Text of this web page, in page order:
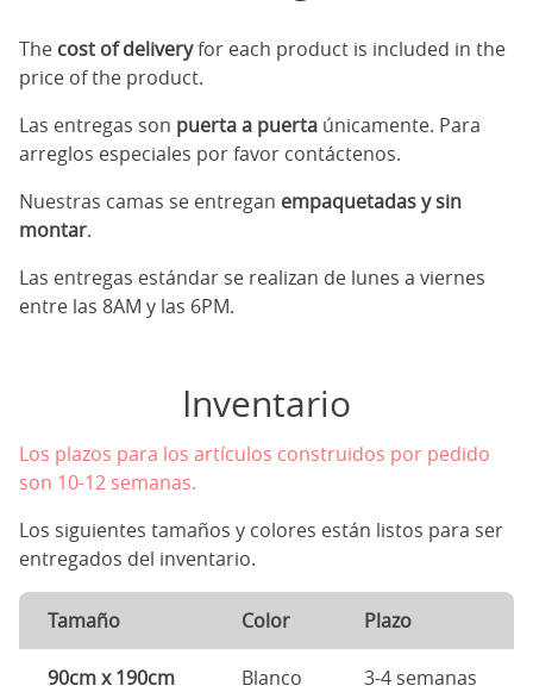
The cost of deliveryfor each product is included in the
price of the product.
Las entregas son puerta a puerta únicamente. Para
arreglos especiales por favor contáctenos.
Nuestras camas se entregan empaquetadas y sin
montar.
Las entregas estándar se realizan de lunes a viernes
entre las 8AM y las 6PM.
Inventario
Los plazos para los artículos construidos por pedido
son 10-12 semanas.
Los siguientes tamaños y colores están listos para ser
entregados del inventario.
Tamaño Color Plazo
90cm x 190cm Blanco 3-4 semanas